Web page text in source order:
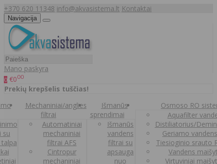
+370 620 11348 info@akvasistema.lt Kontaktai
Navigacija
Mano paskyra
0 €000
Prekių krepšelis tuščias!
su
Mechaniniai/anglies
filtrai
Automatiniai
mechaniniai
filtrai AFS
Cintropur
mechaniniai
Išmanūs
sprendimai
Išmanūs
vandens
filtrai su
apsauga
nuo
Osmoso RO
Aquafilter
Distiliatorius/
Geriamo
Tiesioginio srauto
Vandens
Virtuviniai